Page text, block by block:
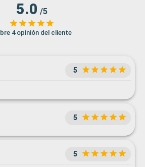
5.0 /5
4 opinión del cliente
5
5
5